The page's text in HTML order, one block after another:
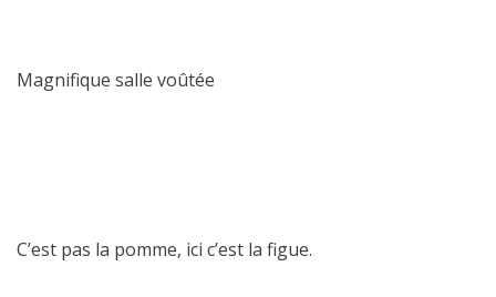
Magnifique salle voûtée
C’est pas la pomme, ici c’est la figue.